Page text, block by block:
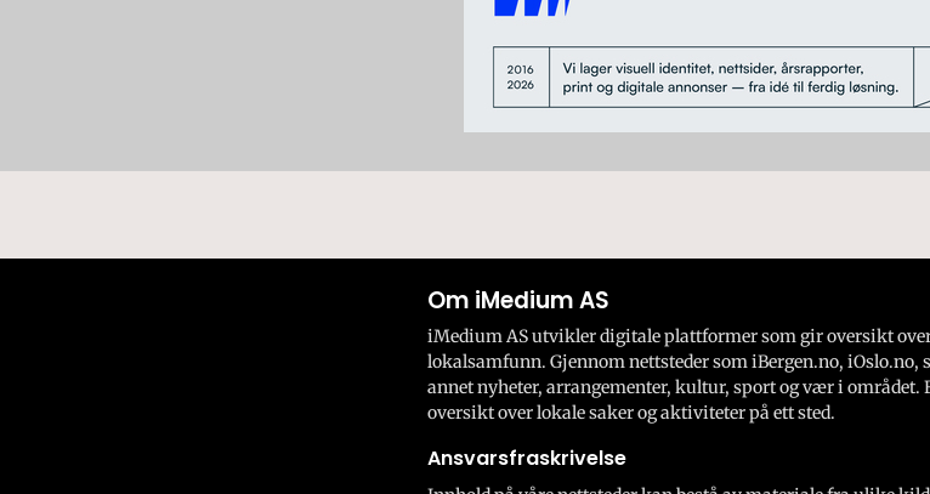
Om iMedium AS
iMedium AS utvikler digitale plattformer som gir oversikt
lokalsamfunn. Gjennom nettsteder som iBergen.no,
annet nyheter, arrangementer, kultur, sport og vær i området.
oversikt over lokale saker og aktiviteter på ett sted.
Ansvarsfraskrivelse